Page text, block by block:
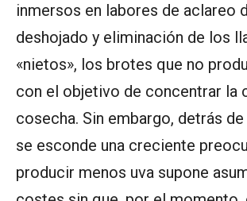
inmersos en labores de aclareo
deshojado y eliminación de los
«nietos», los brotes que no
con el objetivo de concentrar la
cosecha. Sin embargo, detrás
se esconde una creciente
producir menos uva supone